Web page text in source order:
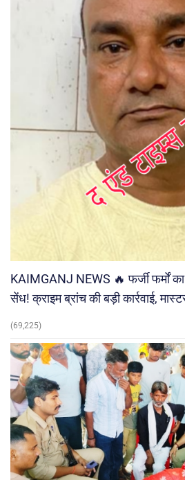
KAIMGANJ NEWS 🔥 फर्जी फर्मों
सेंध! क्राइम ब्रांच की बड़ी कार्रवाई,
(69,225)